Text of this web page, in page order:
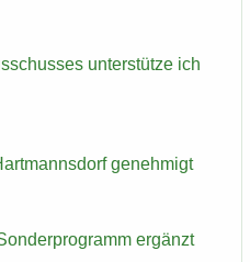
un­ter­stüt­ze ich
ge­neh­migt
er­gänzt